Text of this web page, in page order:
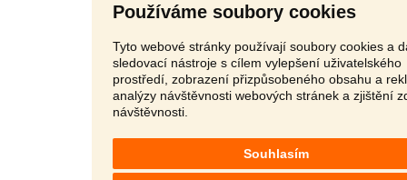
Používáme soubory cookies
Tyto webové stránky používají soubory cookies a
sledovací nástroje s cílem vylepšení uživatelského
prostředí, zobrazení přizpůsobeného obsahu a
analýzy návštěvnosti webových stránek a zjištění
návštěvnosti.
Souhlasím